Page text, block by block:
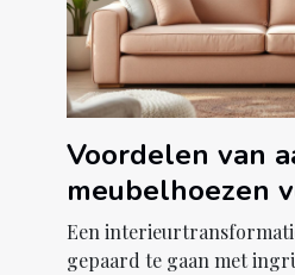
Voordelen van
meubelhoezen
Een
gepaard te gaan met